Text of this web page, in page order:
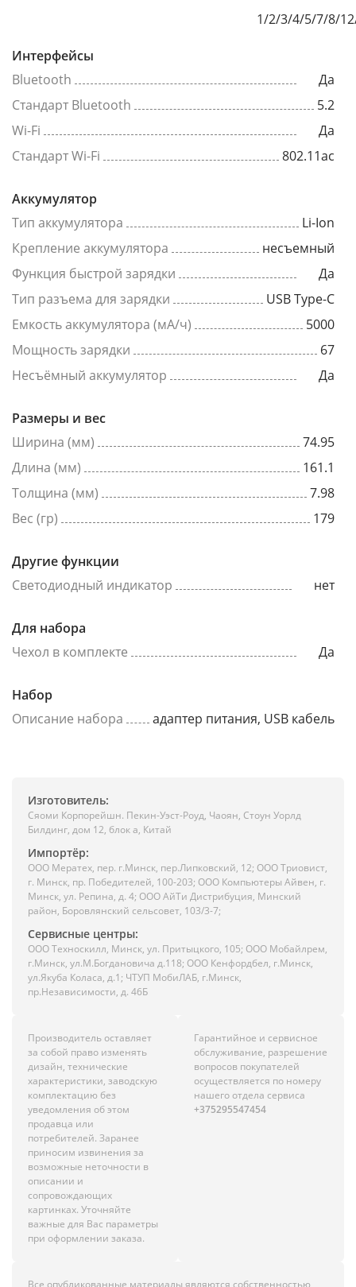
1/2/3/4/5/7/8/
Интерфейсы
Bluetooth
Да
Стандарт Bluetooth
5.2
Wi-Fi
Да
Стандарт Wi-Fi
802.11ac
Аккумулятор
Тип аккумулятора
Li-Ion
Крепление аккумулятора
несъемный
Функция быстрой зарядки
Да
Тип разъема для зарядки
USB Type-C
Емкость аккумулятора (мА/ч)
5000
Мощность зарядки
67
Несъёмный аккумулятор
Да
Размеры и вес
Ширина (мм)
74.95
Длина (мм)
161.1
Толщина (мм)
7.98
Вес (гр)
179
Другие функции
Светодиодный индикатор
нет
Для набора
Чехол в комплекте
Да
Набор
Описание набора
адаптер питания, USB кабель
Изготовитель:
Сяоми Корпорейшн. Пекин-Уэст-Роуд, Чаоян, Стоун Уорлд
Билдинг, дом 12, блок а, Китай
Импортёр:
ООО Мератех, пер. г.Минск, пер.Липковский, 12; ООО Триовист,
г. Минск, пр. Победителей, 100-203; ООО Компьютеры Айвен, г.
Минск, ул. Репина, д. 4; ООО АйТи Дистрибуция, Минский
район, Боровлянский сельсовет, 103/3-7;
Сервисные центры:
ООО Техноскилл, Минск, ул. Притыцкого, 105; ООО Мобайлрем,
г.Минск, ул.М.Богдановича д.118; ООО Кенфордбел, г.Минск,
ул.Якуба Коласа, д.1; ЧТУП МобиЛАБ, г.Минск,
пр.Независимости, д. 46Б
Производитель оставляет
за собой право изменять
дизайн, технические
характеристики, заводскую
комплектацию без
уведомления об этом
продавца или
потребителей. Заранее
приносим извинения за
возможные неточности в
описании и
сопровождающих
картинках. Уточняйте
важные для Вас параметры
при оформлении заказа.
Гарантийное и сервисное
обслуживание, разрешение
вопросов покупателей
осуществляется по номеру
нашего отдела сервиса
+375295547454
Все опубликованные материалы являются собственностью